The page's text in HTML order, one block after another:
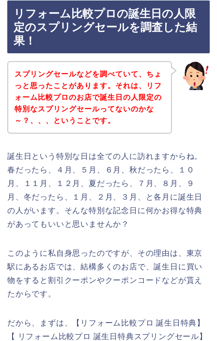
リフォーム比較プロの誕生日の人限
定のスプリングセールを調査した結
果！
スプリングセールなどを調べていて、ちょ
っと思ったことがあります。それは、リフ
ォーム比較プロのお店で誕生日の人限定の
特別なスプリングセールってないのかな
～？、、、ということです。
誕生日という特別な日は全ての人に訪れますからね。
春だったら、４月、５月、６月、秋だったら、１０
月、１１月、１２月、夏だったら、７月、８月、９
月、冬だったら、１月、２月、３月、と各月に誕生日
の人がいます。そんな特別な記念日に何かお得な特典
があってもいいと思いませんか？
このように私自身思ったのですが、その理由は、東京
駅にあるお店では、結構多くのお店で、誕生日に買い
物をすると割引クーポンやクーポンコードなどが貰え
たからです。
だから、まずは、【リフォーム比較プロ 誕生日特典】
【 リフォーム比較プロ 誕生日特典スプリングセール】